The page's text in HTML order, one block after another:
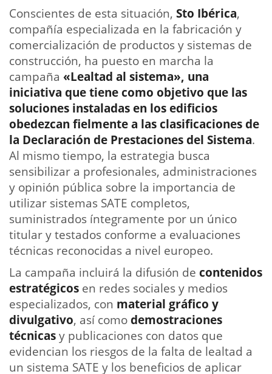
Conscientes de esta situación, Sto Ibérica,
compañía especializada en la fabricación y
comercialización de productos y sistemas de
construcción, ha puesto en marcha la
campaña «Lealtad al sistema», una
iniciativa que tiene como objetivo que las
soluciones instaladas en los edificios
obedezcan fielmente a las clasificaciones de
la Declaración de Prestaciones del Sistema.
Al mismo tiempo, la estrategia busca
sensibilizar a profesionales, administraciones
y opinión pública sobre la importancia de
utilizar sistemas SATE completos,
suministrados íntegramente por un único
titular y testados conforme a evaluaciones
técnicas reconocidas a nivel europeo.
La campaña incluirá la difusión de contenidos
estratégicos en redes sociales y medios
especializados, con material gráfico y
divulgativo, así comodemostraciones
técnicasy publicaciones con datos que
evidencian los riesgos de la falta de lealtad a
un sistema SATE y los beneficios de aplicar